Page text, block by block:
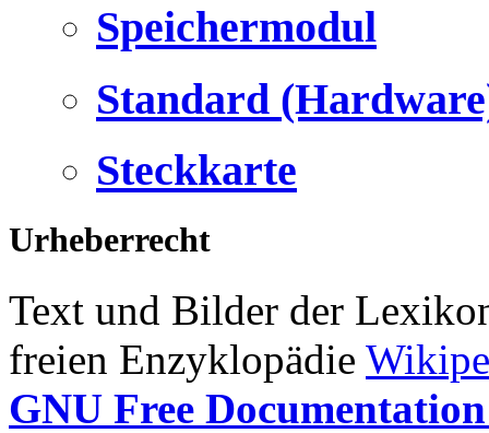
Speichermodul
Standard
Steckkarte
Urheberrecht
Text und Bilder der
freien Enzyklopädie
GNU Free